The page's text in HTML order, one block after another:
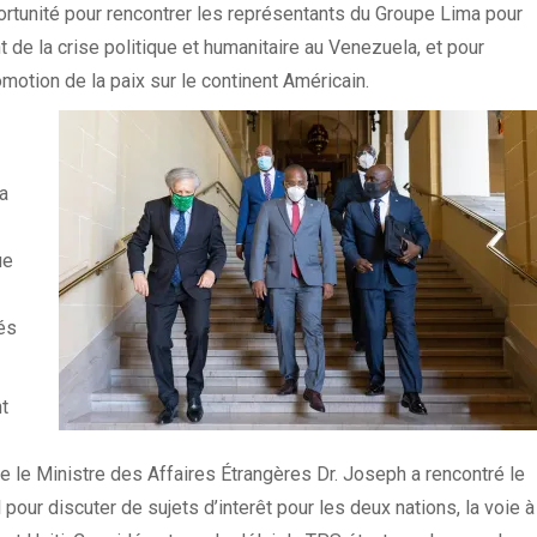
pour rencontrer les représentants du Groupe Lima pour
la crise politique et humanitaire au Venezuela, et pour
de la paix sur le continent Américain.
le Ministre des Affaires Étrangères Dr. Joseph a rencontré le
discuter de sujets d’interêt pour les deux nations, la voie à